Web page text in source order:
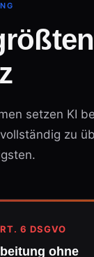
setzen KI
zu
6 DSGVO
ohne